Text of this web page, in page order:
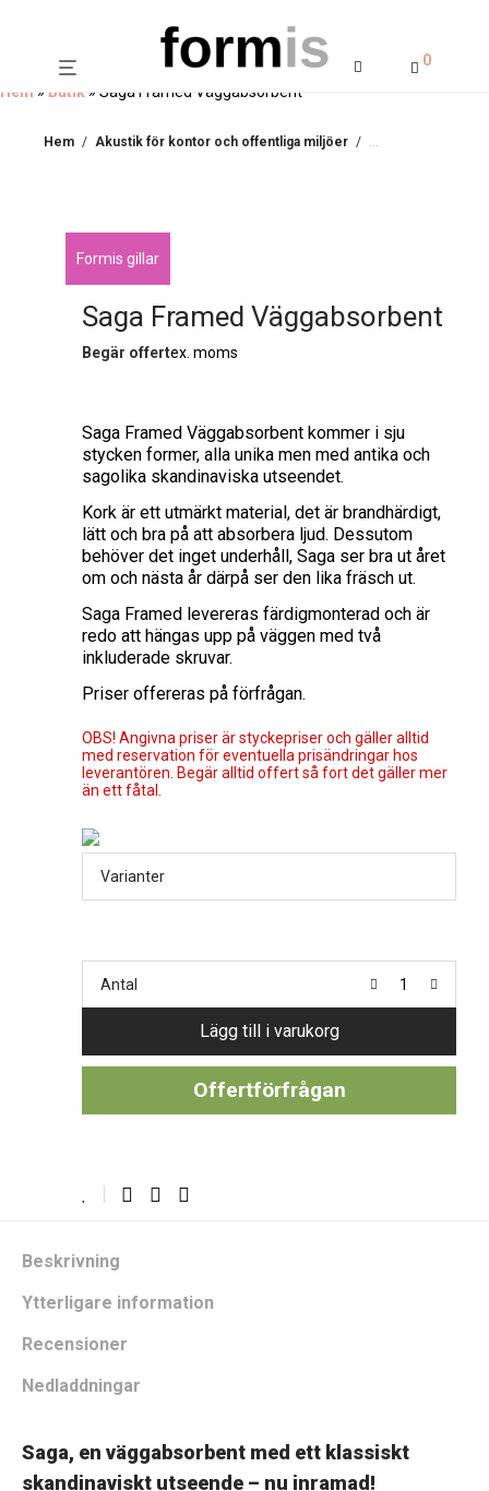
0
Hem » Butik » Saga Framed Väggabsorbent
Hem / Akustik för kontor och offentliga miljöer / Ljuddämpande
Saga Framed Väggabsorbent
Begär offertex. moms
Saga Framed Väggabsorbent kommer i sju
stycken former, alla unika men med antika och
sagolika skandinaviska utseendet.
Kork är ett utmärkt material, det är brandhärdigt,
lätt och bra på att absorbera ljud. Dessutom
behöver det inget underhåll, Saga ser bra ut året
om och nästa år därpå ser den lika fräsch ut.
Saga Framed levereras färdigmonterad och är
redo att hängas upp på väggen med två
inkluderade skruvar.
Priser offereras på förfrågan.
OBS! Angivna priser är styckepriser och gäller alltid
med reservation för eventuella prisändringar hos
leverantören. Begär alltid offert så fort det gäller mer
än ett fåtal.
Formis gillar
Varianter
Antal
Lägg till i varukorg
Offertförfrågan
Beskrivning
Ytterligare information
Recensioner
Nedladdningar
Saga, en väggabsorbent med ett klassiskt
skandinaviskt utseende – nu inramad!